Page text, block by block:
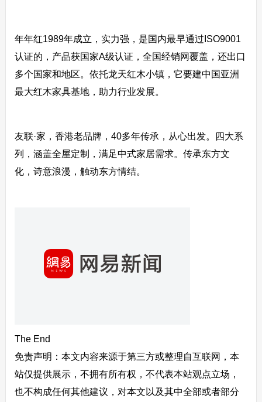
年年红1989年成立，实力强，是国内最早通过ISO9001
认证的，产品获国家A级认证，全国经销网覆盖，还出口
多个国家和地区。依托龙天红木小镇，它要建中国亚洲
最大红木家具基地，助力行业发展。
友联·家，香港老品牌，40多年传承，从心出发。四大系
列，涵盖全屋定制，满足中式家居需求。传承东方文
化，诗意浪漫，触动东方情结。
The End
免责声明：本文内容来源于第三方或整理自互联网，本
站仅提供展示，不拥有所有权，不代表本站观点立场，
也不构成任何其他建议，对本文以及其中全部或者部分